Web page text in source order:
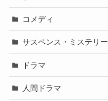
コメディ
サスペンス・ミステリー
ドラマ
人間ドラマ